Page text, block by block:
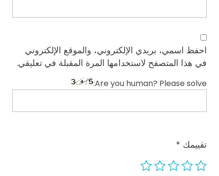
احفظ اسمي، بريدي الإلكتروني، والموقع الإلكتروني
في هذا المتصفح لاستخدامها المرة المقبلة في تعليقي.
Are you human? Please solve:
تقييمك *